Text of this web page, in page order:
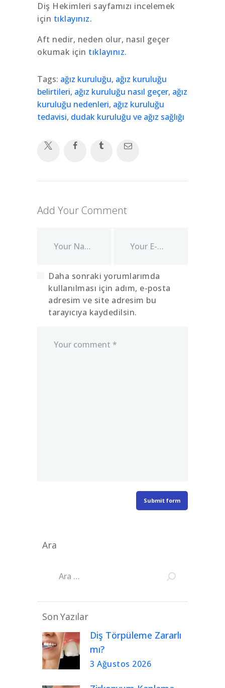
Diş Hekimleri sayfamızı incelemek
için tıklayınız.
Aft nedir, neden olur, nasıl geçer
okumak için tıklayınız.
Tags: ağız kuruluğu, ağız kuruluğu
belirtileri, ağız kuruluğu nasıl geçer, ağız
kuruluğu nedenleri, ağız kuruluğu
tedavisi, dudak kuruluğu ve ağız sağlığı
Add Your Comment
Daha sonraki yorumlarımda
kullanılması için adım, e-posta
adresim ve site adresim bu
tarayıcıya kaydedilsin.
Ara
Son Yazılar
Diş Törpüleme Zararlı
mı?
3 Ağustos 2026